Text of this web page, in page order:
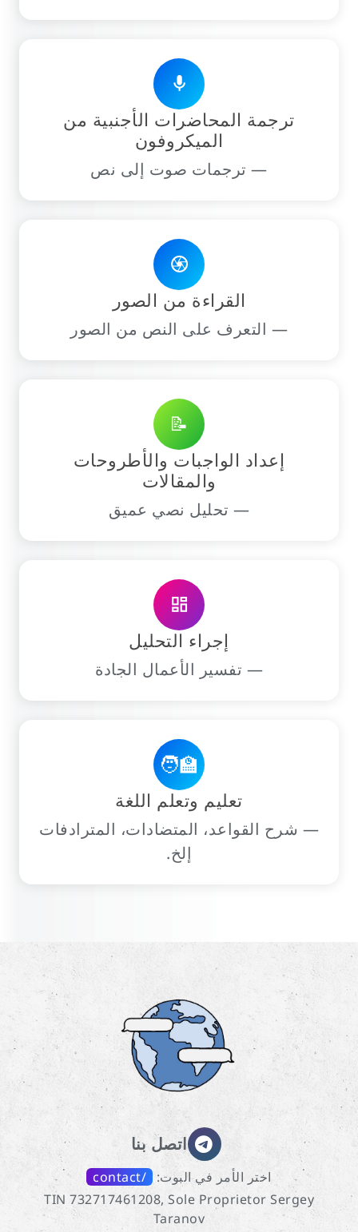
mic
ترجمة المحاضرات الأجنبية من
الميكروفون
— ترجمات صوت إلى نص
camera
القراءة من الصور
— التعرف على النص من الصور
📝
إعداد الواجبات والأطروحات
والمقالات
— تحليل نصي عميق
dashboard
إجراء التحليل
— تفسير الأعمال الجادة
🧑‍🏫
تعليم وتعلم اللغة
— شرح القواعد، المتضادات، المترادفات
إلخ.
اتصل بنا
اختر الأمر في البوت:
/contact
TIN 732717461208, Sole Proprietor Sergey
Taranov